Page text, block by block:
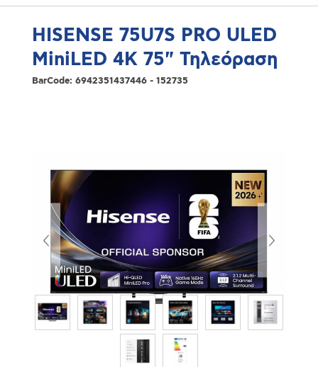
HISENSE 75U7S PRO ULED
MiniLED 4K 75" Τηλεόραση
BarCode: 6942351437446 - 152735